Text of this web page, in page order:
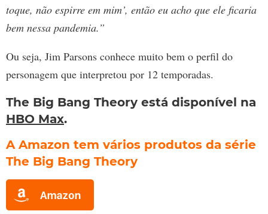
toque, não espirre em mim’, então eu acho que ele ficaria
bem nessa pandemia.”
Ou seja, Jim Parsons conhece muito bem o perfil do
personagem que interpretou por 12 temporadas.
The Big Bang Theory está disponível na
HBO Max.
A Amazon tem vários produtos da série
The Big Bang Theory